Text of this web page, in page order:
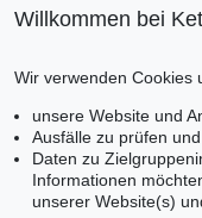
Dr.
Tel.: +49
Fax: +49
Willkommen bei
Wir verwenden Cookies
unsere Website und
Ausfälle zu prüfen
Daten zu
Informationen
unserer Website(s)